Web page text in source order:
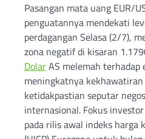
Pasangan mata uang EUR/
penguatannya mendekati
perdagangan Selasa (2/7),
zona negatif di kisaran
DolarAS melemah terhadap
meningkatnya
ketidakpastian seputar
internasional. Fokus
pada rilis awal indeks harga